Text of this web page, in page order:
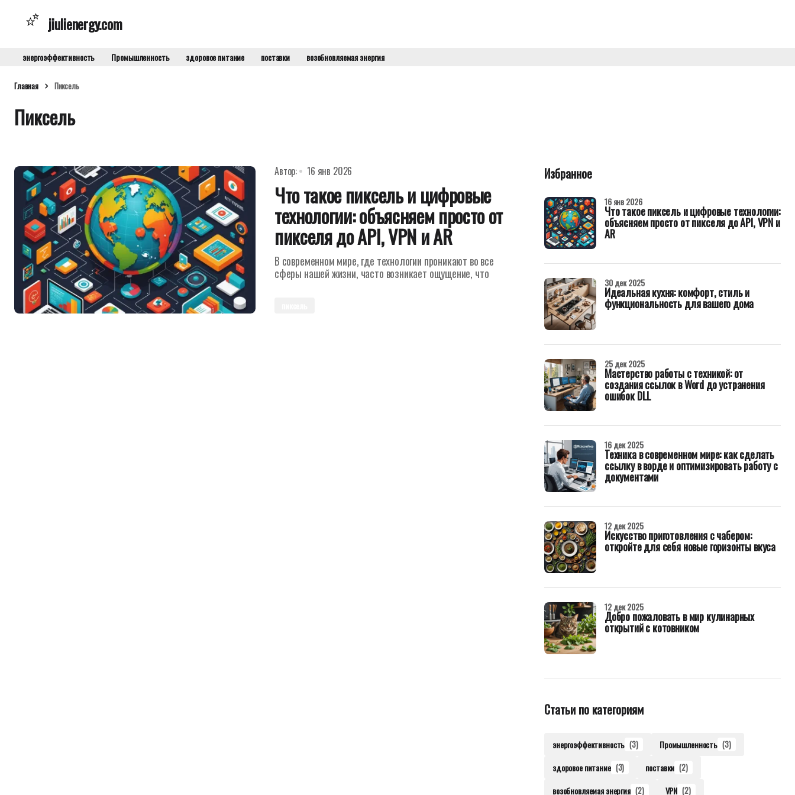
jiulienergy.com
энергоэффективность Промышленность здоровое питание поставки возобновляемая энергия
Главная Пиксель
Пиксель
Автор: 16 янв 2026
Что такое пиксель и цифровые
технологии: объясняем просто от
пикселя до API, VPN и AR
В современном мире, где технологии проникают во все
сферы нашей жизни, часто возникает ощущение, что
Избранное
Что такое пиксель и цифровые технологии:
объясняем просто от пикселя до API, VPN и
AR
16 янв 2026
Идеальная кухня: комфорт, стиль и
функциональность для вашего дома
30 дек 2025
Мастерство работы с техникой: от
создания ссылок в Word до устранения
ошибок DLL
25 дек 2025
Техника в современном мире: как сделать
ссылку в ворде и оптимизировать работу с
документами
16 дек 2025
Искусство приготовления с чабером:
откройте для себя новые горизонты вкуса
12 дек 2025
Добро пожаловать в мир кулинарных
открытий с котовником
12 дек 2025
Статьи по категориям
энергоэффективность (3) Промышленность (3)
здоровое питание (3) поставки (2)
возобновляемая энергия (2) VPN (2)